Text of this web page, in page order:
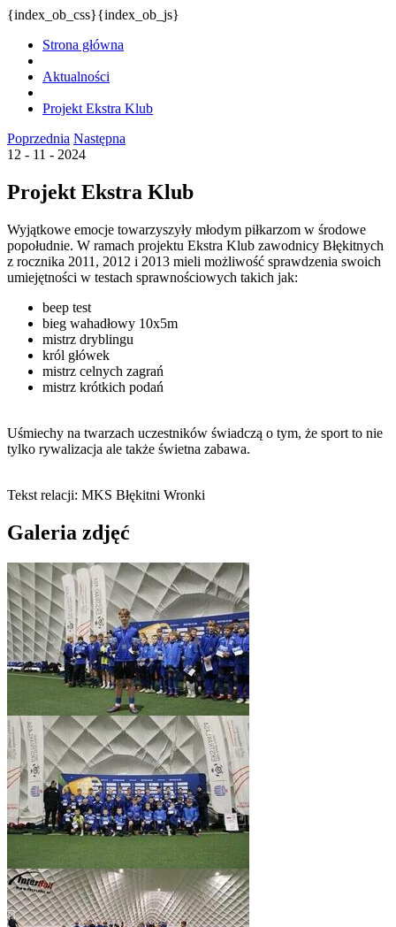
{index_ob_css}{index_ob_js}
Strona główna
Aktualności
Projekt Ekstra Klub
Poprzednia Następna
12 - 11 - 2024
Projekt Ekstra Klub
Wyjątkowe emocje towarzyszyły młodym piłkarzom w środowe
popołudnie. W ramach projektu Ekstra Klub zawodnicy Błękitnych
z rocznika 2011, 2012 i 2013 mieli możliwość sprawdzenia swoich
umiejętności w testach sprawnościowych takich jak:
beep test
bieg wahadłowy 10x5m
mistrz dryblingu
król główek
mistrz celnych zagrań
mistrz krótkich podań
Uśmiechy na twarzach uczestników świadczą o tym, że sport to nie
tylko rywalizacja ale także świetna zabawa.
Tekst relacji: MKS Błękitni Wronki
Galeria zdjęć